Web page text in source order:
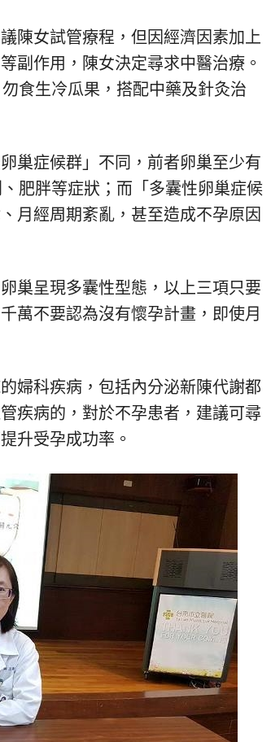
陳女試管療程，但因經濟因素加上
副作用，陳女決定尋求中醫治療。
食生冷瓜果，搭配中藥及針灸治
巢症候群」不同，前者卵巢至少有
肥胖等症狀；而「多囊性卵巢症候
月經周期紊亂，甚至造成不孕原因
巢呈現多囊性型態，以上三項只要
萬不要認為沒有懷孕計畫，即使月
婦科疾病，包括內分泌新陳代謝都
疾病的，對於不孕患者，建議可尋
升受孕成功率。